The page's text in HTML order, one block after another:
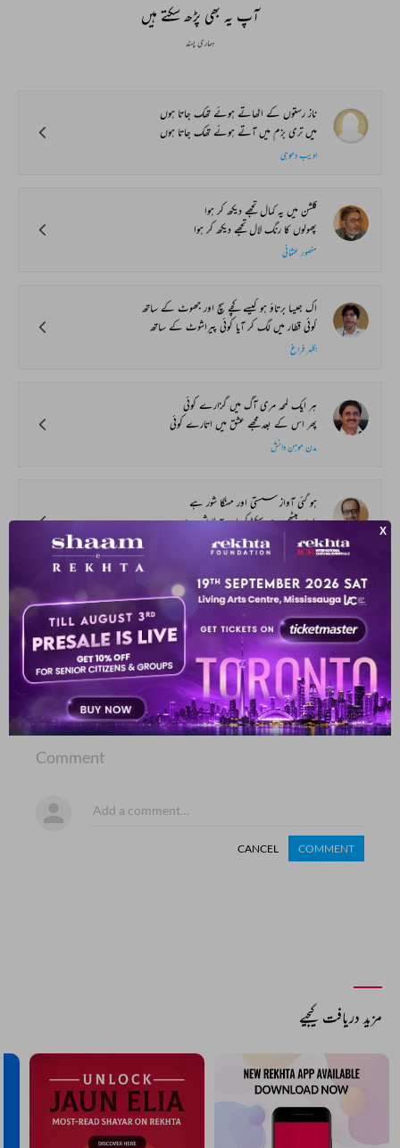
آپ یہ بھی پڑھ سکتے ہیں
ہماری پسند
ناز رستوں کے اٹھاتے ہوئے تھک جاتا ہوں
میں تری بزم میں آتے ہوئے تھک جاتا ہوں
ادیب دموہی
گلشن میں یہ کمال تجھے دیکھ کر ہوا
پھولوں کا رنگ لال تجھے دیکھ کر ہوا
منصور عثمانی
اک جیسا برتاؤ ہو کیسے کچے سچ اور جھوٹ کے ساتھ
کوئی قطار میں لگ کر آیا کوئی پیراشوٹ کے ساتھ
اظہر فراغ
ہر ایک لمحہ مری آگ میں گزارے کوئی
پھر اس کے بعد مجھے عشق میں اتارے کوئی
مدن موہن دانش
ہو گئی آواز سستی اور مہنگا شور ہے
بات بیٹھی ہے سکڑ کر اور پھیلا شور ہے
نوین جوشی
SHOW MORE SUGGESTIONS
COMMENT
SHARE YOUR VIEWS
Comment
CANCEL COMMENT
مزید دریافت کیجیے